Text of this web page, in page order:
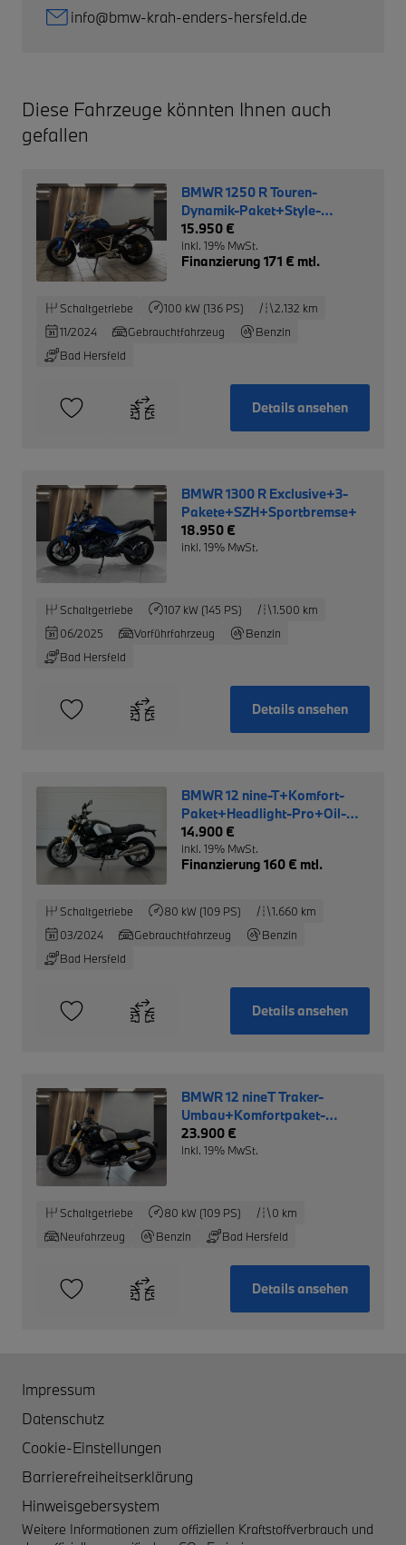
info@bmw-krah-enders-hersfeld.de
Diese Fahrzeuge könnten Ihnen auch
gefallen
BMWR 1250 R Touren-
Dynamik-Paket+Style-
Sport+SZH+
15.950 €
inkl. 19% MwSt.
Finanzierung 171 € mtl.
Schaltgetriebe 100 kW (136 PS)
2.132 km
11/2024
Gebrauchtfahrzeug
Benzin
Bad Hersfeld
Details ansehen
BMWR 1300 R Exclusive+3-
Pakete+SZH+Sportbremse+
18.950 €
inkl. 19% MwSt.
Schaltgetriebe 107 kW (145 PS)
1.500 km
06/2025
Vorführfahrzeug
Benzin
Bad Hersfeld
Details ansehen
BMWR 12 nine-T+Komfort-
Paket+Headlight-Pro+Oil-
Incl.
14.900 €
inkl. 19% MwSt.
Finanzierung 160 € mtl.
Schaltgetriebe 80 kW (109 PS)
1.660 km
03/2024
Gebrauchtfahrzeug
Benzin
Bad Hersfeld
Details ansehen
BMWR 12 nineT Traker-
Umbau+Komfortpaket-
Option-719-Rad+
23.900 €
inkl. 19% MwSt.
Schaltgetriebe 80 kW (109 PS)
0 km
Neufahrzeug
Benzin Bad Hersfeld
Details ansehen
Impressum
Datenschutz
Cookie-Einstellungen
Barrierefreiheitserklärung
Hinweisgebersystem
Weitere Informationen zum offiziellen Kraftstoffverbrauch und